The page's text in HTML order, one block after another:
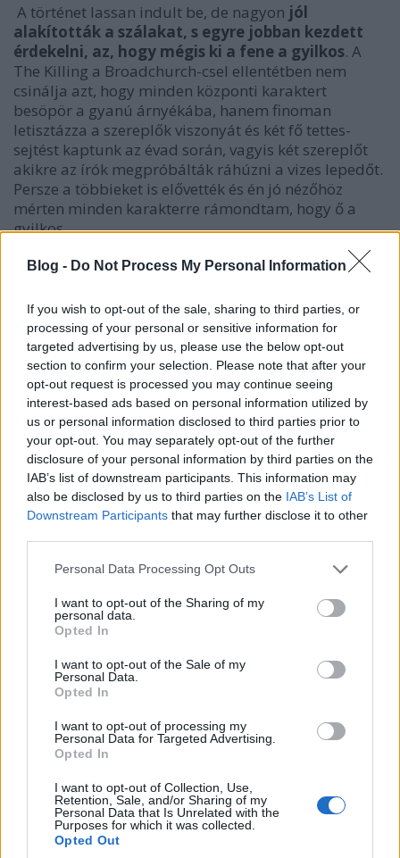
Blog - Do Not Process My Personal Information
If you wish to opt-out of the sale, sharing to third parties, or
processing of your personal or sensitive information for
targeted advertising by us, please use the below opt-out
section to confirm your selection. Please note that after your
opt-out request is processed you may continue seeing
interest-based ads based on personal information utilized by
us or personal information disclosed to third parties prior to
your opt-out. You may separately opt-out of the further
disclosure of your personal information by third parties on the
IAB’s list of downstream participants. This information may
also be disclosed by us to third parties on the IAB’s List of
Downstream Participants that may further disclose it to other
Please note that this website/app uses one or more Google
not limited to your visit or usage behaviour. You may click to
grant or deny consent to Google and its third-party tags to
use your data for below specified purposes in below Google
consent section.
Personal Data Processing Opt Outs
I want to opt-out of the Sharing of my
personal data.
Opted In
I want to opt-out of the Sale of my
Personal Data.
Opted In
I want to opt-out of processing my
Personal Data for Targeted Advertising.
Opted In
I want to opt-out of Collection, Use,
Retention, Sale, and/or Sharing of my
Personal Data that Is Unrelated with the
Purposes for which it was collected.
Opted Out
A történet lassan indult be, de nagyon jól
alakították a szálakat, s egyre jobban kezdett
érdekelni, az, hogy mégis ki a fene a gyilkos. A
The Killing a Broadchurch-csel ellentétben nem
csinálja azt, hogy minden központi karaktert
besöpör a gyanú árnyékába, hanem finoman
letisztázza a szereplők viszonyát és két fő tettes-
sejtést kaptunk az évad során, vagyis két szereplőt
akikre az írók megpróbálták ráhúzni a vizes lepedőt.
Persze a többieket is elővették és én jó nézőhöz
mérten minden karakterre rámondtam, hogy ő a
gyilkos.
Azt el kell ismernem, hogy igényes dráma és
közös hullámhosszt vele. A részeket és a történetet
nem részletezném, mert ledarálva nem tudnám
epizódokra bontva, de egyben se elemezni a
látottakat. A két főszereplő, Linden és Holder
tetszenek, a köztük levő interakciók annyira nem
nyűgöztek le, de a dinamikájuk remek. A többi
színészről is elmondható, hogy sem rajtuk, sem a
karakterükön nem múlik a minőség, hiszen pazarul
dolgoznak.
Az első évad történetét amilyen óvatosan bontják ki
az írók annyira összeszedett és átgondolt. Habár a
depresszív hangulat mint ha csak az első epizódokat
jellemezné,remekül használják az esőt, a hideget
és a szürke színvilágot, s az évadzáró epizódok
egyes jelenetei kemény thrillerekbe is beillettek
volna. Persze ezek mit se érnének a háttérzene